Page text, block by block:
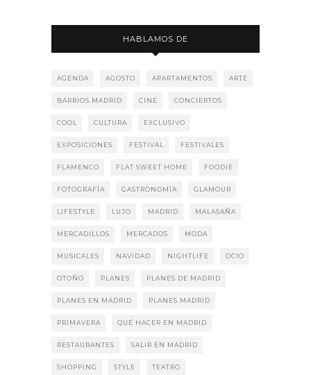
HABLAMOS DE
AGENDA AGOSTO APARTAMENTOS ARTE
BARRIOS MADRID CINE CONCIERTOS
COOL CULTURA EXCLUSIVO
EXPOSICIONES FESTIVAL FESTIVALES
FLAMENCO FLAT SWEET HOME FOODIE
FOTOGRAFÍA GASTRONOMÍA GLAMOUR
LIFESTYLE LUJO MADRID MALASAÑA
MERCADILLOS MERCADOS MODA
MUSICALES NAVIDAD NIGHTLIFE OCIO
OTOÑO PLANES PLANES DE MADRID
PLANES EN MADRID PLANES MADRID
PRIMAVERA QUÉ HACER EN MADRID
RESTAURANTES SALIR EN MADRID
SHOPPING STYLE TEATRO